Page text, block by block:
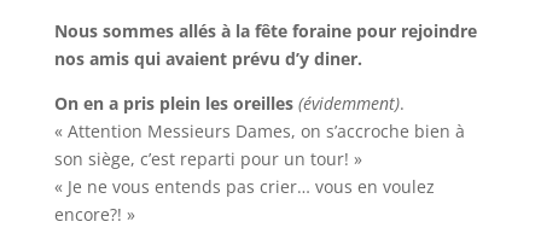
Nous sommes allés à la fête foraine pour rejoindre
nos amis qui avaient prévu d’y diner.
On en a pris plein les oreilles(évidemment).
« Attention Messieurs Dames, on s’accroche bien à
son siège, c’est reparti pour un tour! »
« Je ne vous entends pas crier… vous en voulez
encore?! »